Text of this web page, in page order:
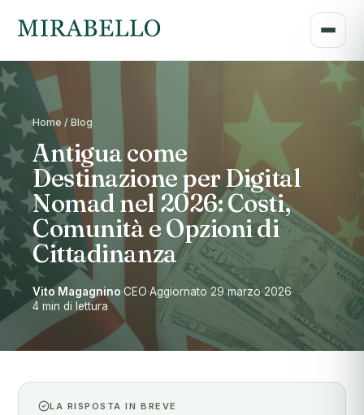
Home / Blog
Antigua come
Destinazione per Digital
Nomad nel 2026: Costi,
Comunità e Opzioni di
Cittadinanza
Vito Magagnino·CEO·Aggiornato 29 marzo 2026·
4 min di lettura
LA RISPOSTA IN BREVE